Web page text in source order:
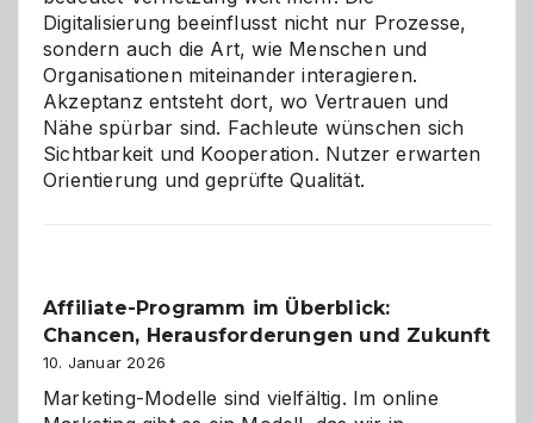
Digitalisierung beeinflusst nicht nur Prozesse,
sondern auch die Art, wie Menschen und
Organisationen miteinander interagieren.
Akzeptanz entsteht dort, wo Vertrauen und
Nähe spürbar sind. Fachleute wünschen sich
Sichtbarkeit und Kooperation. Nutzer erwarten
Orientierung und geprüfte Qualität.
Affiliate-Programm im Überblick:
Chancen, Herausforderungen und Zukunft
10. Januar 2026
Marketing-Modelle sind vielfältig. Im online